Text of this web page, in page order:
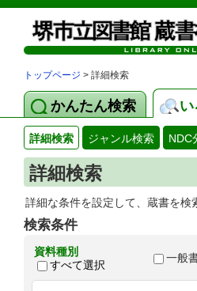
トップページ > 詳細検索
かんたん検索
詳細検索 ジャンル検索 NDC
詳細検索
詳細な条件を設定して、蔵書を検
検索条件
資料種別
すべて選択
一般